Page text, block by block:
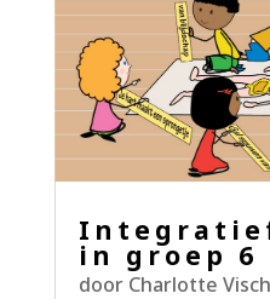
in groep 6
door Charlotte Visch